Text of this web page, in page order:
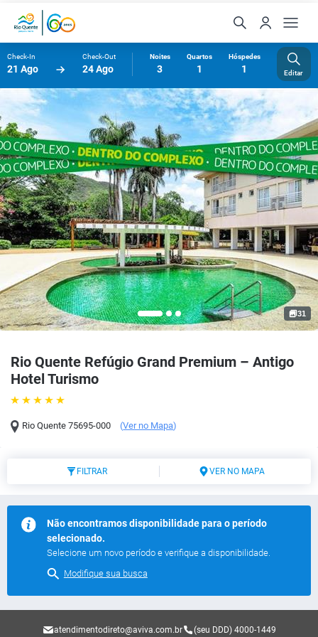
Check-In
21 Ago
Check-Out
24 Ago
Noites
3
Quartos
1
Hóspedes
1 Editar
Rio Quente Refúgio Grand Premium – Antigo
Hotel Turismo
Rio Quente 75695-000 (Ver no Mapa)
31
FILTRAR VER NO MAPA
Não encontramos disponibilidade para o período
selecionado.
Selecione um novo período e verifique a disponibilidade.
Modifique sua busca
atendimentodireto@aviva.com.br (seu DDD) 4000-1449